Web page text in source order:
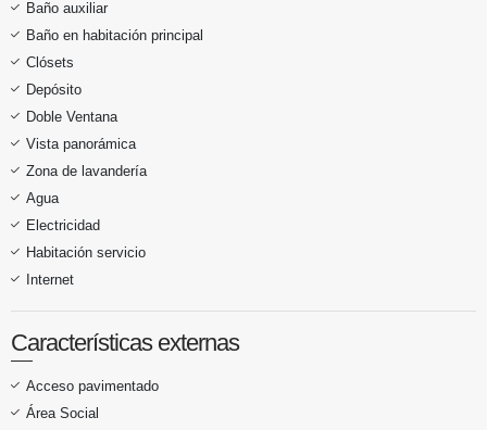
Baño auxiliar
Baño en habitación principal
Clósets
Depósito
Doble Ventana
Vista panorámica
Zona de lavandería
Agua
Electricidad
Habitación servicio
Internet
Características externas
Acceso pavimentado
Área Social